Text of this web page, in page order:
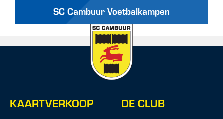
SC Cambuur Voetbalkampen
KAARTVERKOOP DE CLUB